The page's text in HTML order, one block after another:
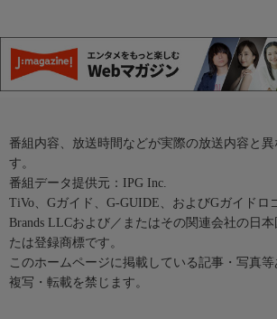
番組内容、放送時間などが実際の放送内容と
す。
番組データ提供元：IPG Inc.
TiVo、Gガイド、G-GUIDE、およびGガイドロ
Brands LLCおよび／またはその関連会社の日
たは登録商標です。
このホームページに掲載している記事・写真
複写・転載を禁じます。